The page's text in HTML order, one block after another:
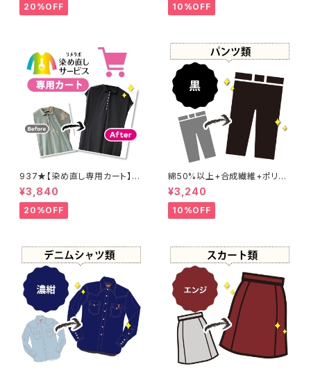
20%OFF 10%OFF
937★【染め直し専用カート】4
800円
¥3,840
20%OFF
綿50%以上+合成繊維+ポリウ
レタン 黒染め パンツ 【元色：
黒】 -染め直し[漆黒 - Black]4
01-0076
¥3,240
10%OFF